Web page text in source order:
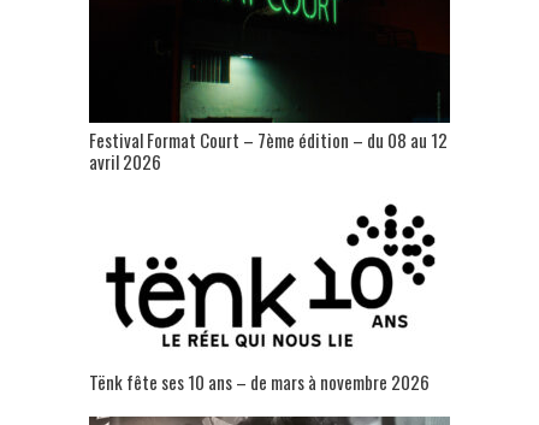
Festival Format Court – 7ème édition – du 08 au 12
avril 2026
Tënk fête ses 10 ans – de mars à novembre 2026